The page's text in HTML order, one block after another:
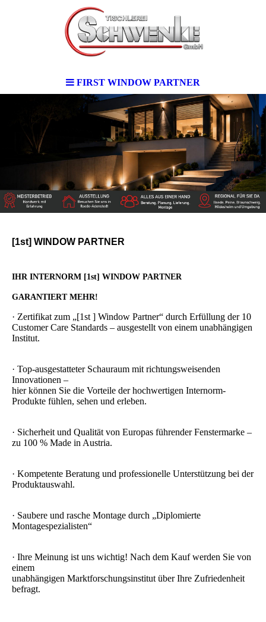
FIRST WINDOW PARTNER
[1st] WINDOW PARTNER
IHR INTERNORM [1st] WINDOW PARTNER
GARANTIERT MEHR!
· Zertifikat zum „[1st ] Window Partner“ durch Erfüllung der 10
Customer Care Standards – ausgestellt von einem unabhängigen
Institut.
· Top-ausgestatteter Schauraum mit richtungsweisenden
Innovationen –
hier können Sie die Vorteile der hochwertigen Internorm-
Produkte fühlen, sehen und erleben.
· Sicherheit und Qualität von Europas führender Fenstermarke –
zu 100 % Made in Austria.
· Kompetente Beratung und professionelle Unterstützung bei der
Produktauswahl.
· Saubere und rasche Montage durch „Diplomierte
Montagespezialisten“
· Ihre Meinung ist uns wichtig! Nach dem Kauf werden Sie von
einem
unabhängigen Marktforschungsinstitut über Ihre Zufriedenheit
befragt.